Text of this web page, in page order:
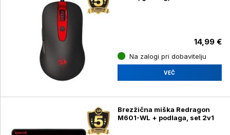
14,99 €
Na zalogi pri dobavitelju
VEČ
Brezžična miška Redragon
M601-WL + podlaga, set 2v1